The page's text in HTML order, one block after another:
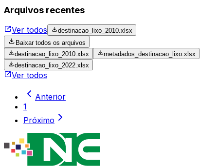
Arquivos recentes
Ver todos
destinacao_lixo_2010.xlsx
Baixar todos os arquivos
destinacao_lixo_2010.xlsx
metadados_destinacao_lixo.xlsx
destinacao_lixo_2022.xlsx
Ver todos
Anterior
1
Próximo